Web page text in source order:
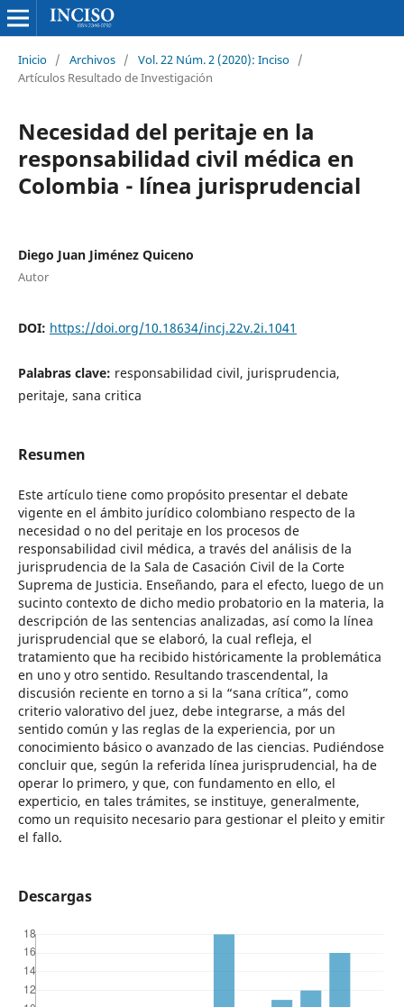
Inicio / Archivos / Vol. 22 Núm. 2 (2020): Inciso /
Artículos Resultado de Investigación
Necesidad del peritaje en la
responsabilidad civil médica en
Colombia - línea jurisprudencial
Diego Juan Jiménez Quiceno
Autor
DOI: https://doi.org/10.18634/incj.22v.2i.1041
Palabras clave: responsabilidad civil, jurisprudencia,
peritaje, sana critica
Resumen
Este artículo tiene como propósito presentar el debate
vigente en el ámbito jurídico colombiano respecto de la
necesidad o no del peritaje en los procesos de
responsabilidad civil médica, a través del análisis de la
jurisprudencia de la Sala de Casación Civil de la Corte
Suprema de Justicia. Enseñando, para el efecto, luego de un
sucinto contexto de dicho medio probatorio en la materia, la
descripción de las sentencias analizadas, así como la línea
jurisprudencial que se elaboró, la cual refleja, el
tratamiento que ha recibido históricamente la problemática
en uno y otro sentido. Resultando trascendental, la
discusión reciente en torno a si la “sana crítica”, como
criterio valorativo del juez, debe integrarse, a más del
sentido común y las reglas de la experiencia, por un
conocimiento básico o avanzado de las ciencias. Pudiéndose
concluir que, según la referida línea jurisprudencial, ha de
operar lo primero, y que, con fundamento en ello, el
experticio, en tales trámites, se instituye, generalmente,
como un requisito necesario para gestionar el pleito y emitir
el fallo.
Descargas